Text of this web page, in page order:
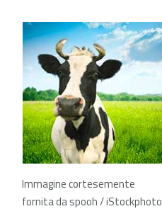
Immagine cortesemente
fornita da spooh / iStockphoto